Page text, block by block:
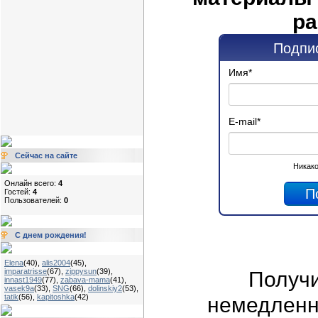
Сейчас на сайте
Онлайн всего: 4
Гостей: 4
Пользователей: 0
С днем рождения!
Elena(40) alis2004(45)
imparatrisse(67) zippysun(39)
innast1949(77) zabava-mama(41)
vasek9a(33) SNG(66) dolinskiy2(53)
tatik(56) kapitoshka(42)
Имя*
E-mail*